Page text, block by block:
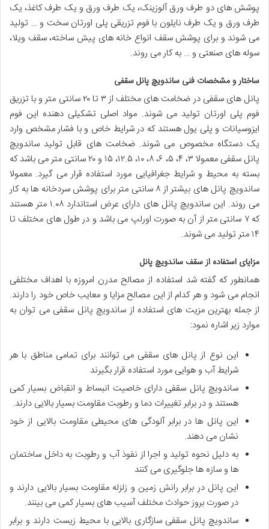
پوشش های دو طرف ورق آلوزینک، یک طرف ورق و یک طرف کاغذ، یک
طرف ورق و یک طرف نایلون با فوم تزریقی پلی اورتان سخت و … تولید
می شوند و برای پوشش سقف انواع خانه های پیش ساخته، سقف ویلا،
سوله های صنعتی و … به کار می روند.
ساختار و مشخصات فنی ساندویچ پانل سقفی
پانل های سقفی در ضخامت های مختلف از ۳ تا ۲۰ سانتی متر و با تزریق
فوم پلی اورتان تولید می شوند. مواد اصلی تشکیلی دهنده این فوم
ایزوسیانات و پلی یول هستند که در شرایط خاص و با فشار مشخص وارد
یک دستگاه مخصوص می شوند. ضخامت های قابل تولید ساندویچ
پانل سقفی معمولا ۳، ۴، ۵، ۶، ۸، ۱۰، ۱۲.۵، ۱۵ و ۲۰ سانتی متر می باشد که
بسته به محیط و شرایط جغرافیایی مورد استفاده قرار می گیرد. معمولا
ساندویچ پانل های بیشتر از ۸ سانتی متر برای پوشش سردخانه ها به کار
می روند. این ساندویچ پانل های دارای عرض استاندارد ۱.۰۸ متر هستند
که ۷ سانتی متر از آن به صورت اورلپ می باشد و در طول های مختلف تا
۱۴ متر تولید می شوند.
مزایای استفاده از سقف ساندویچ پانل
همانطور که گفته شد استفاده از مصالح مدرن امروزه با اهداف مختلفی
انجام می شود و هر کدام از این مصالح مزایا و معایب خاص خود را دارند.
از جمله بهترین مزیت های استفاده از ساندویچ پانل سقفی می توان به
موارد زیر اشاره نمود:
این نوع از پانل های سقفی می توانند برای تمامی مناطق با هر
شرایط آب و هوایی مورد استفاده قرار بگیرند
ساندویچ پانل سقفی دارای خاصیت انبساط و انقباض بسیار کمی
هستند و در برابر تغییرات دما و رطوبت مقاومت بسیار بالایی دارند.
این پانل ها در برابر آلودگی های محیطی مقاومت بالایی از خود
نشان می دهند.
به دلیل نحوه تولید و اجرا از نفوذ آب و رطوبت به داخل ساختمان
ها و سازه ها جلوگیری می کنند
این پانل در برابر رانش زمین و زلزله مقاومت بسیار بالایی دارند و
در صورت بروز حوادث مختلف آسیب های بسیار کمی می بینند.
ساندویچ پانل سقفی سازگاری بالایی با محیط زیست دارند و برابر